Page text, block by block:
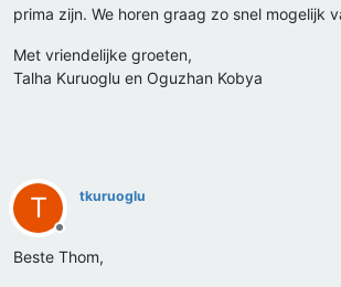
prima zijn. We horen graag zo snel mogelijk
Met vriendelijke groeten,
Talha Kuruoglu en Oguzhan Kobya
T
Offline
tkuruoglu
Beste Thom,